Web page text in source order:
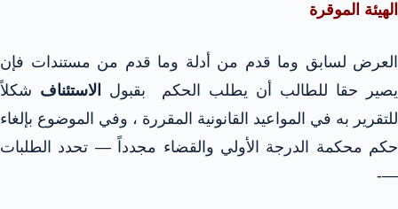
الهيئة الموقرة
العرض لسابق وما قدم من أدلة وما قدم من مستندات فإن
يصير حقا للطالب أن يطلب الحكم بقبول
الاستئناف شكلاً
للتقرير به في المواعيد القانونية المقررة ، وفي الموضوع بإلغاء
حكم محكمة الدرجة الأولي والقضاء مجدداً — تحدد الطلبات
—-